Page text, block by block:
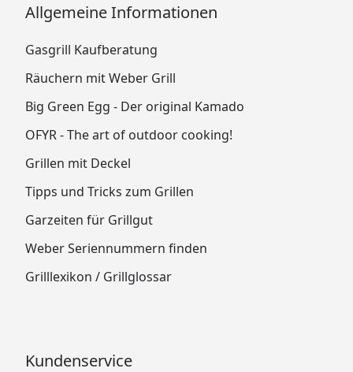
Allgemeine Informationen
Gasgrill Kaufberatung
Räuchern mit Weber Grill
Big Green Egg - Der original Kamado
OFYR - The art of outdoor cooking!
Grillen mit Deckel
Tipps und Tricks zum Grillen
Garzeiten für Grillgut
Weber Seriennummern finden
Grilllexikon / Grillglossar
Kundenservice